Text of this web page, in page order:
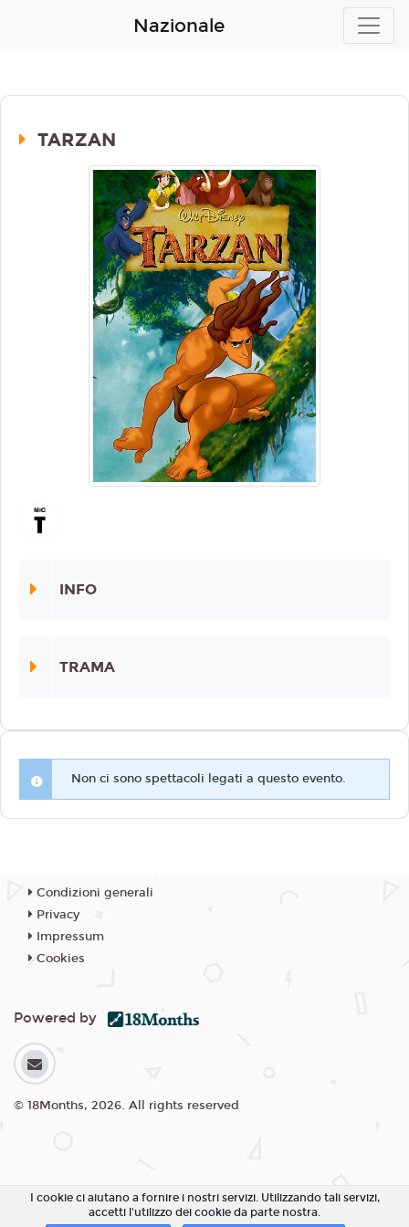
Nazionale
TARZAN
INFO
TRAMA
Non ci sono spettacoli legati a questo evento.
Condizioni generali
Privacy
Impressum
Cookies
Powered by
© 18Months, 2026. All rights reserved
I cookie ci aiutano a fornire i nostri servizi. Utilizzando tali servizi,
accetti l'utilizzo dei cookie da parte nostra.